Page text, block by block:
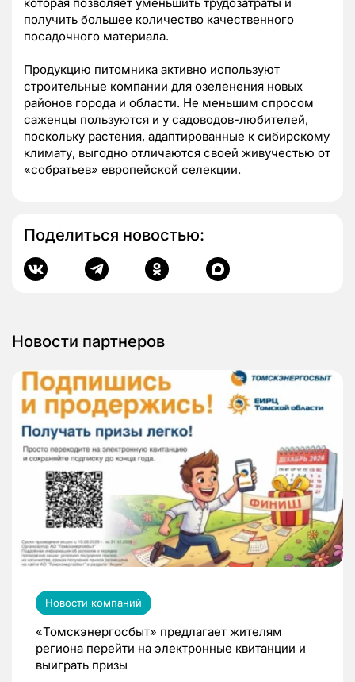
которая позволяет уменьшить трудозатраты и
получить большее количество качественного
посадочного материала.
Продукцию питомника активно используют
строительные компании для озеленения новых
районов города и области. Не меньшим спросом
саженцы пользуются и у садоводов-любителей,
поскольку растения, адаптированные к сибирскому
климату, выгодно отличаются своей живучестью от
«собратьев» европейской селекции.
Поделиться новостью:
Новости партнеров
Новости компаний
«Томскэнергосбыт» предлагает жителям
региона перейти на электронные квитанции и
выиграть призы